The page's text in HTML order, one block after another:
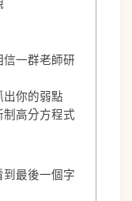
一群老師研
你的弱點
高分方程式
最後一個字